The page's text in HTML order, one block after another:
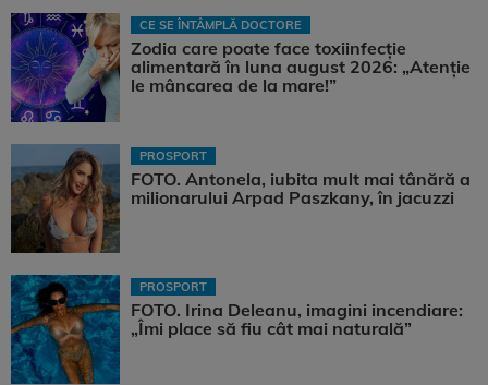
CE SE ÎNTÂMPLĂ DOCTORE
Zodia care poate face toxiinfecție
alimentară în luna august 2026: „Atenție
le mâncarea de la mare!”
PROSPORT
FOTO. Antonela, iubita mult mai tânără a
milionarului Arpad Paszkany, în jacuzzi
PROSPORT
FOTO. Irina Deleanu, imagini incendiare:
„Îmi place să fiu cât mai naturală”